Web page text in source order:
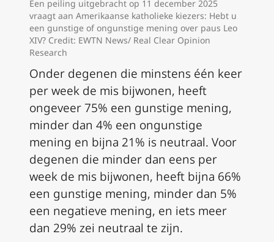
Een peiling uitgebracht op 11 december 2025
vraagt aan Amerikaanse katholieke kiezers: Hebt u
een gunstige of ongunstige mening over paus Leo
XIV? Credit: EWTN News/ Real Clear Opinion
Research
Onder degenen die minstens één keer
per week de mis bijwonen, heeft
ongeveer 75% een gunstige mening,
minder dan 4% een ongunstige
mening en bijna 21% is neutraal. Voor
degenen die minder dan eens per
week de mis bijwonen, heeft bijna 66%
een gunstige mening, minder dan 5%
een negatieve mening, en iets meer
dan 29% zei neutraal te zijn.